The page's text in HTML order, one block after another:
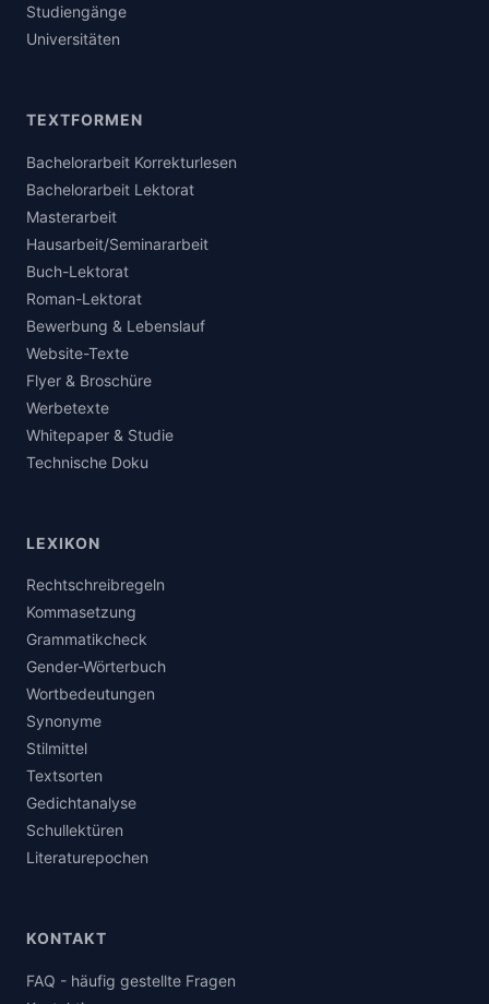
Studiengänge
Universitäten
TEXTFORMEN
Bachelorarbeit Korrekturlesen
Bachelorarbeit Lektorat
Masterarbeit
Hausarbeit/Seminararbeit
Buch-Lektorat
Roman-Lektorat
Bewerbung & Lebenslauf
Website-Texte
Flyer & Broschüre
Werbetexte
Whitepaper & Studie
Technische Doku
LEXIKON
Rechtschreibregeln
Kommasetzung
Grammatikcheck
Gender-Wörterbuch
Wortbedeutungen
Synonyme
Stilmittel
Textsorten
Gedichtanalyse
Schullektüren
Literaturepochen
KONTAKT
FAQ - häufig gestellte Fragen